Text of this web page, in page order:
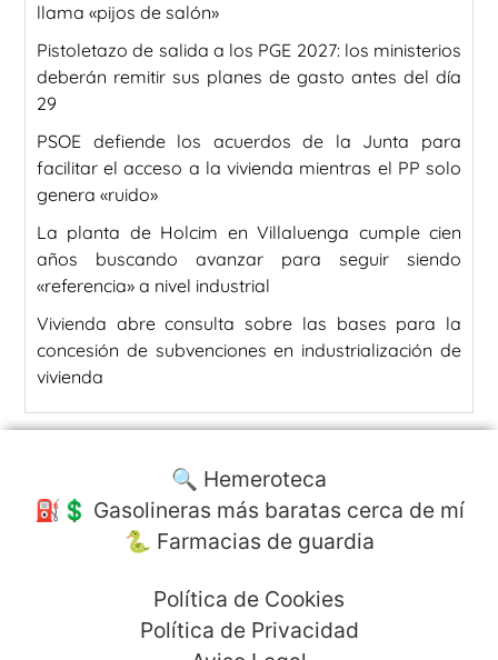
llama «pijos de salón»
Pistoletazo de salida a los PGE 2027: los ministerios
deberán remitir sus planes de gasto antes del día
29
PSOE defiende los acuerdos de la Junta para
facilitar el acceso a la vivienda mientras el PP solo
genera «ruido»
La planta de Holcim en Villaluenga cumple cien
años buscando avanzar para seguir siendo
«referencia» a nivel industrial
Vivienda abre consulta sobre las bases para la
concesión de subvenciones en industrialización de
vivienda
🔍 Hemeroteca
⛽️💲 Gasolineras más baratas cerca de mí
🐍 Farmacias de guardia
Política de Cookies
Política de Privacidad